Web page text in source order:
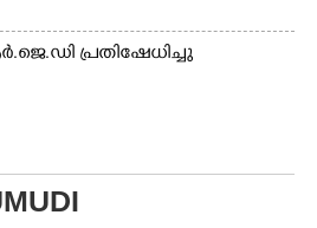
പ്രതിഷേധിച്ചു